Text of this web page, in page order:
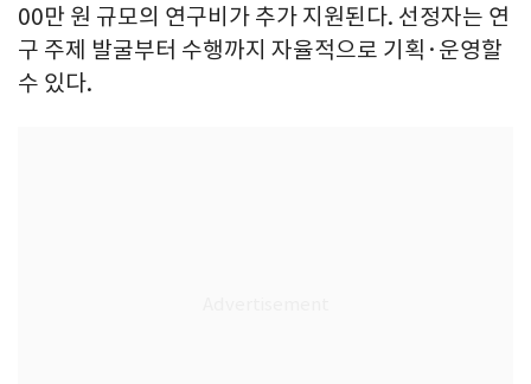
00만 원 규모의 연구비가 추가 지원된다. 선정자는 연
구 주제 발굴부터 수행까지 자율적으로 기획·운영할
수 있다.